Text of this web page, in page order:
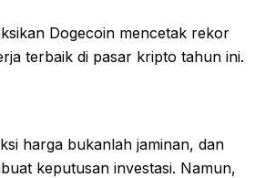
Dogecoin mencetak rekor
terbaik di pasar kripto tahun ini.
harga bukanlah jaminan, dan
keputusan investasi. Namun,